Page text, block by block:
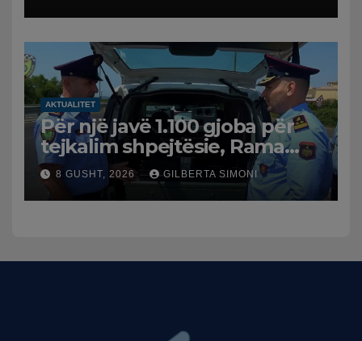
AKTUALITET
Për një javë 1.100 gjoba për
tejkalim shpejtësie, Rama
publikon videon: Kamerat e
trafikut së shpejti në
funksion
8 GUSHT, 2026 GILBERTA SIMONI